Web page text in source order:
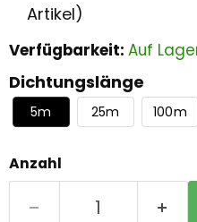
Artikel)
Verfügbarkeit: Auf
Dichtungslänge
5m 25m 100m
Anzahl